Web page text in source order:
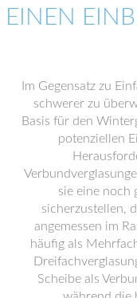
EINEN
Im Gegensatz zu
schwerer zu
Basis für den
potenziellen
sie eine noch
sicherzustellen,
angemessen im
häufig als
Scheibe als